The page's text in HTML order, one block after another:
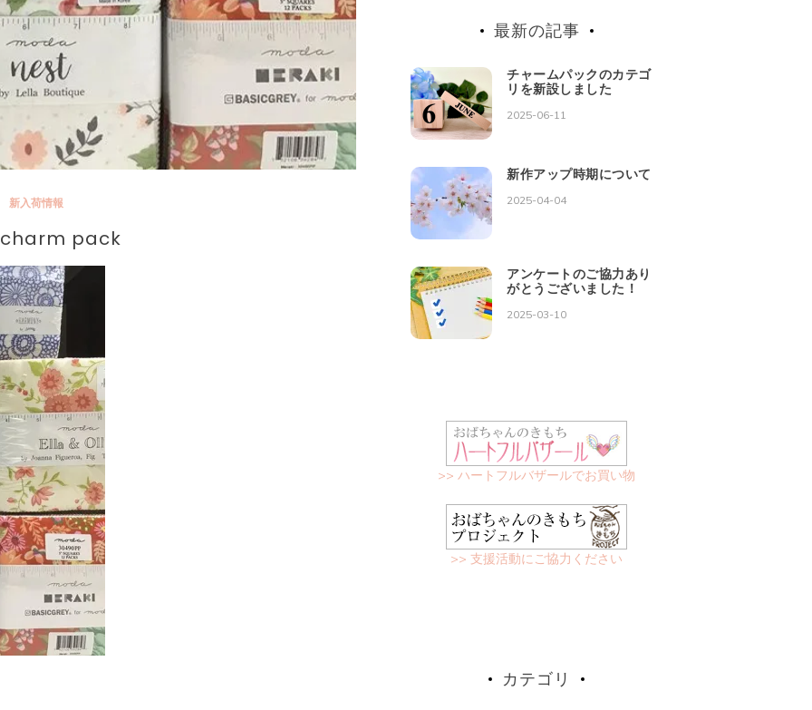
新入荷情報
charm pack
最新の記事
チャームパックのカテゴ
リを新設しました
2025-06-11
新作アップ時期について
2025-04-04
アンケートのご協力あり
がとうございました！
2025-03-10
>> ハートフルバザールでお買い物
>> 支援活動にご協力ください
カテゴリ